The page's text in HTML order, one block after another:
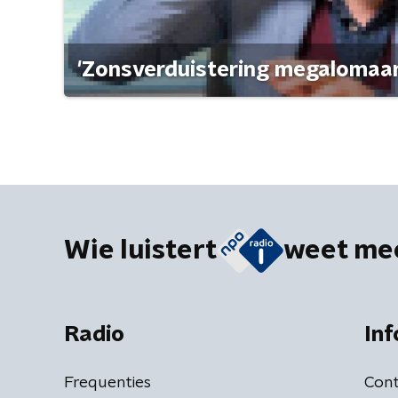
'Zonsverduistering
Wie luistert weet
Radio
Frequenties